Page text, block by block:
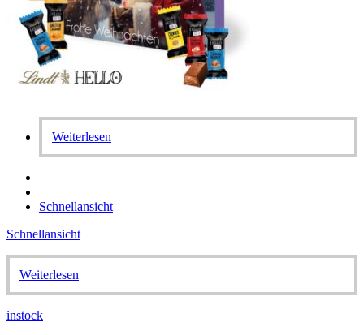
Weiterlesen
Schnellansicht
Schnellansicht
Weiterlesen
instock